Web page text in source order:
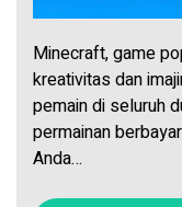
Minecraft, game
kreativitas dan
pemain di seluruh
permainan
Anda…